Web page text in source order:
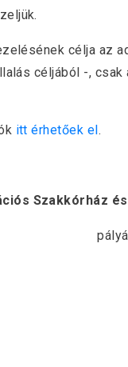
célja az
céljából -,
itt érhetőek el.
Szakkórház